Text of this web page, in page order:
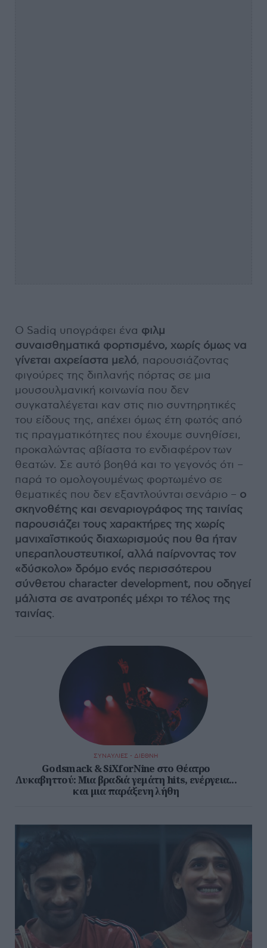
Ο Sadiq υπογράφει ένα φιλμ
συναισθηματικά φορτισμένο, χωρίς όμως να
γίνεται αχρείαστα μελό, παρουσιάζοντας
φιγούρες της διπλανής πόρτας σε μια
μουσουλμανική κοινωνία που δεν
συγκαταλέγεται καν στις πιο συντηρητικές
του είδους της, απέχει όμως έτη φωτός από
τις πραγματικότητες που έχουμε συνηθίσει,
προκαλώντας αβίαστα το ενδιαφέρον των
θεατών. Σε αυτό βοηθά και το γεγονός ότι –
παρά το ομολογουμένως φορτωμένο σε
θεματικές που δεν εξαντλούνται σενάριο – ο
σκηνοθέτης και σεναριογράφος της ταινίας
παρουσιάζει τους χαρακτήρες της χωρίς
μανιχαϊστικούς διαχωρισμούς που θα ήταν
υπεραπλουστευτικοί, αλλά παίρνοντας τον
«δύσκολο» δρόμο ενός περισσότερου
σύνθετου character development, που οδηγεί
μάλιστα σε ανατροπές μέχρι το τέλος της
ταινίας.
ΣΥΝΑΥΛΙΕΣ - ΔΙΕΘΝΗ
Godsmack & SiXforNine στο Θέατρο
Λυκαβηττού: Μια βραδιά γεμάτη hits, ενέργεια...
και μια παράξενη λήθη